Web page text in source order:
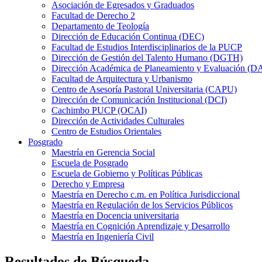
Asociación de Egresados y Graduados
Facultad de Derecho 2
Departamento de Teología
Dirección de Educación Continua (DEC)
Facultad de Estudios Interdisciplinarios de la PUCP
Dirección de Gestión del Talento Humano (DGTH)
Dirección Académica de Planeamiento y Evaluación
Facultad de Arquitectura y Urbanismo
Centro de Asesoría Pastoral Universitaria (CAPU)
Dirección de Comunicación Institucional (DCI)
Cachimbo PUCP (OCAI)
Dirección de Actividades Culturales
Centro de Estudios Orientales
Posgrado
Maestría en Gerencia Social
Escuela de Posgrado
Escuela de Gobierno y Políticas Públicas
Derecho y Empresa
Maestría en Derecho c.m. en Política Jurisdiccional
Maestría en Regulación de los Servicios Públicos
Maestría en Docencia universitaria
Maestría en Cognición Aprendizaje y Desarrollo
Maestría en Ingeniería Civil